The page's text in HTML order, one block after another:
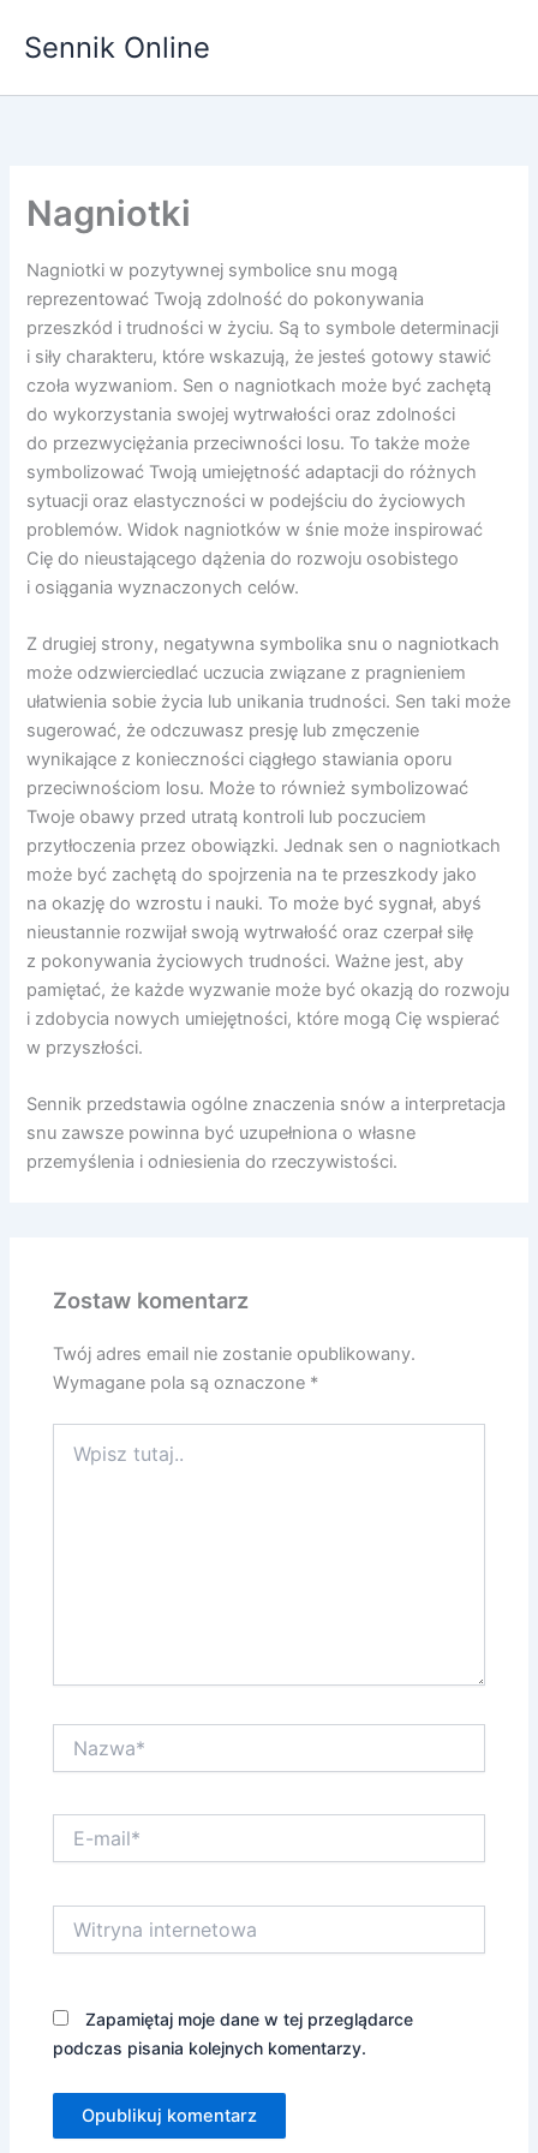
Sennik Online
Nagniotki
Nagniotki w pozytywnej symbolice snu mogą
reprezentować Twoją zdolność do pokonywania
przeszkód i trudności w życiu. Są to symbole determinacji
i siły charakteru, które wskazują, że jesteś gotowy stawić
czoła wyzwaniom. Sen o nagniotkach może być zachętą
do wykorzystania swojej wytrwałości oraz zdolności
do przezwyciężania przeciwności losu. To także może
symbolizować Twoją umiejętność adaptacji do różnych
sytuacji oraz elastyczności w podejściu do życiowych
problemów. Widok nagniotków w śnie może inspirować
Cię do nieustającego dążenia do rozwoju osobistego
i osiągania wyznaczonych celów.
Z drugiej strony, negatywna symbolika snu o nagniotkach
może odzwierciedlać uczucia związane z pragnieniem
ułatwienia sobie życia lub unikania trudności. Sen taki może
sugerować, że odczuwasz presję lub zmęczenie
wynikające z konieczności ciągłego stawiania oporu
przeciwnościom losu. Może to również symbolizować
Twoje obawy przed utratą kontroli lub poczuciem
przytłoczenia przez obowiązki. Jednak sen o nagniotkach
może być zachętą do spojrzenia na te przeszkody jako
na okazję do wzrostu i nauki. To może być sygnał, abyś
nieustannie rozwijał swoją wytrwałość oraz czerpał siłę
z pokonywania życiowych trudności. Ważne jest, aby
pamiętać, że każde wyzwanie może być okazją do rozwoju
i zdobycia nowych umiejętności, które mogą Cię wspierać
w przyszłości.
Sennik przedstawia ogólne znaczenia snów a interpretacja
snu zawsze powinna być uzupełniona o własne
przemyślenia i odniesienia do rzeczywistości.
Zostaw komentarz
Twój adres email nie zostanie opublikowany.
Wymagane pola są oznaczone *
tutaj..
mail*
internetowa
Zapamiętaj moje dane w tej przeglądarce
podczas pisania kolejnych komentarzy.